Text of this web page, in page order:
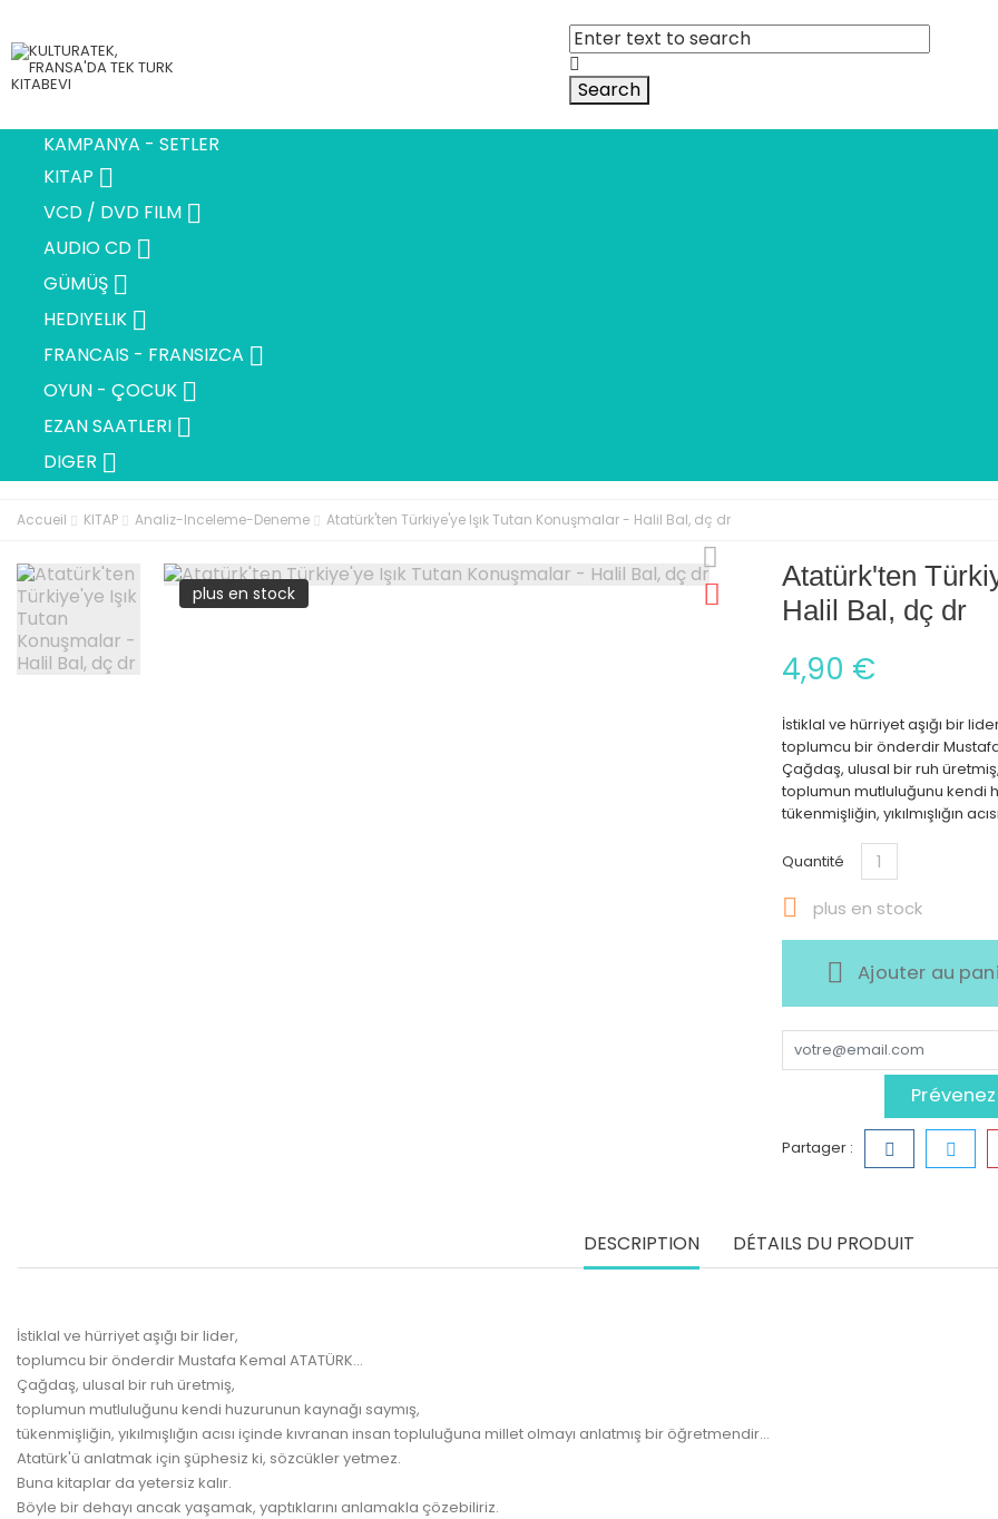
Search
KAMPANYA - SETLER
KITAP 
VCD / DVD FILM 
AUDIO CD 
GÜMÜŞ 
HEDIYELIK 
FRANCAIS - FRANSIZCA 
OYUN - ÇOCUK 
EZAN SAATLERI 
DIGER 
Accueil KITAP Analiz-Inceleme-Deneme Atatürk'ten Türkiye'ye Işık Tutan Konuşmalar - Halil Bal, dç dr
plus en stock
Atatürk'ten
Halil Bal, dç dr
4,90 €
İstiklal ve hürriyet aşığı bir
toplumcu bir önderdir Mustafa
Çağdaş, ulusal bir ruh üretmiş,
toplumun mutluluğunu kendi
tükenmişliğin, yıkılmışlığın
Quantité
 plus en stock
Ajouter au
Partager :
DESCRIPTION DÉTAILS DU PRODUIT
İstiklal ve hürriyet aşığı bir lider,
toplumcu bir önderdir Mustafa Kemal ATATÜRK...
Çağdaş, ulusal bir ruh üretmiş,
toplumun mutluluğunu kendi huzurunun kaynağı saymış,
tükenmişliğin, yıkılmışlığın acısı içinde kıvranan insan topluluğuna millet olmayı anlatmış bir öğretmendir...
Atatürk'ü anlatmak için şüphesiz ki, sözcükler yetmez.
Buna kitaplar da yetersiz kalır.
Böyle bir dehayı ancak yaşamak, yaptıklarını anlamakla çözebiliriz.